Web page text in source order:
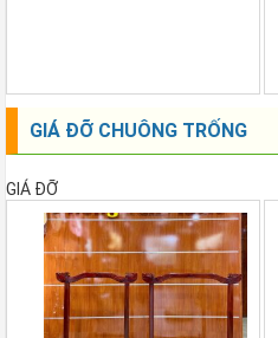
GIÁ ĐỠ CHUÔNG TRỐNG
GIÁ ĐỠ